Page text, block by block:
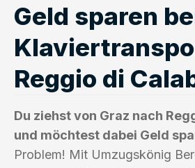
Geld sparen
Reggio di
Du ziehst von Graz nach
und möchtest dabei Geld
Problem! Mit Umzugskönig